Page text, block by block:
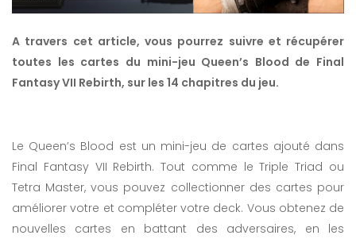
A travers cet article, vous pourrez suivre et récupérer
toutes les cartes du mini-jeu Queen’s Blood de Final
Fantasy VII Rebirth, sur les 14 chapitres du jeu.
Le Queen’s Blood est un mini-jeu de cartes ajouté dans
Final Fantasy VII Rebirth. Tout comme le Triple Triad ou
Tetra Master, vous pouvez collectionner des cartes pour
améliorer votre et compléter votre deck. Vous obtenez de
nouvelles cartes en battant des adversaires, en les